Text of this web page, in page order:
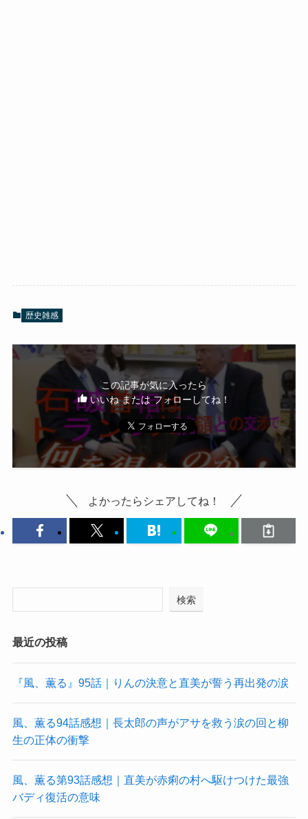
歴史雑感
この記事が気に入ったら
いいね または フォローしてね！
よかったらシェアしてね！
検索
最近の投稿
『風、薫る』95話｜りんの決意と直美が誓う再出発の涙
風、薫る94話感想｜長太郎の声がアサを救う涙の回と柳
生の正体の衝撃
風、薫る第93話感想｜直美が赤痢の村へ駆けつけた最強
バディ復活の意味